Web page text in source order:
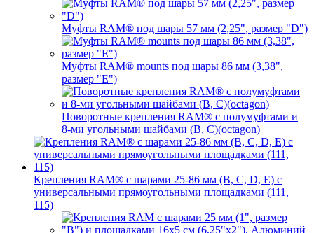
Муфты RAM® под шары 57 мм (2,25", размер "D")
Муфты RAM® mounts под шары 86 мм (3,38",
размер "E")
Поворотные крепления RAM® c полумуфтами и
8-ми угольными шайбами (B, C)(octagon)
Крепления RAM® с шарами 25-86 мм (B, C, D, E) с
универсальными прямоугольными площадками (111,
115)